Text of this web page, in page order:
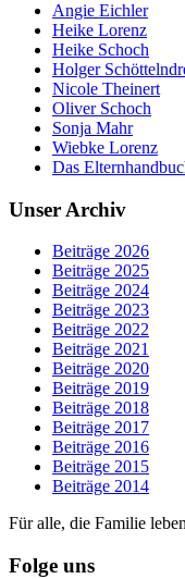
Angie Eichler
Heike Lorenz
Heike Schoch
Holger
Nicole Theinert
Oliver Schoch
Sonja Mahr
Wiebke Lorenz
Das
Unser Archiv
Beiträge 2026
Beiträge 2025
Beiträge 2024
Beiträge 2023
Beiträge 2022
Beiträge 2021
Beiträge 2020
Beiträge 2019
Beiträge 2018
Beiträge 2017
Beiträge 2016
Beiträge 2015
Beiträge 2014
Für alle, die Familie
Folge uns